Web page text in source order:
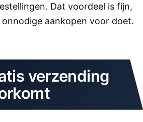
Dat voordeel is fijn,
aankopen voor doet.
verzending